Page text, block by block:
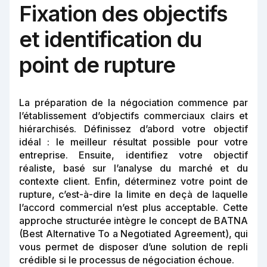
Fixation des objectifs
et identification du
point de rupture
La préparation de la négociation commence par
l’établissement d’objectifs commerciaux clairs et
hiérarchisés. Définissez d’abord votre objectif
idéal : le meilleur résultat possible pour votre
entreprise. Ensuite, identifiez votre objectif
réaliste, basé sur l’analyse du marché et du
contexte client. Enfin, déterminez votre point de
rupture, c’est-à-dire la limite en deçà de laquelle
l’accord commercial n’est plus acceptable. Cette
approche structurée intègre le concept de BATNA
(Best Alternative To a Negotiated Agreement), qui
vous permet de disposer d’une solution de repli
crédible si le processus de négociation échoue.